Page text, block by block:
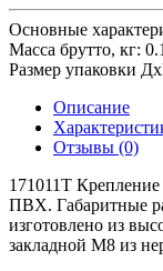
Основные
Масса брутто, кг:
Размер упаковки
Описание
Отзывы (0)
171011Т
ПВХ. Габаритные
изготовлено из
закладной М8 из